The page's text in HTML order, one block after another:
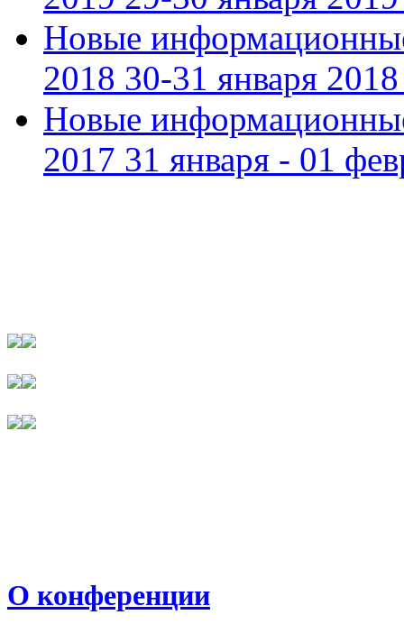
Новые
2018 30-31 января 2018
Новые
2017 31 января - 01
О конференции